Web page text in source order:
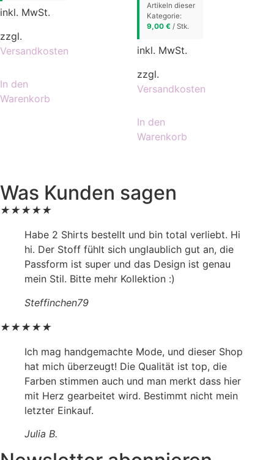
inkl. MwSt.
zzgl.
Versandkosten
In den
Warenkorb
Artikeln dieser
Kategorie:
9,00 € / Stk.
inkl. MwSt.
zzgl.
Versandkosten
In den
Warenkorb
Was Kunden sagen
★★★★★
Habe 2 Shirts bestellt und bin total verliebt. Hi
hi. Der Stoff fühlt sich unglaublich gut an, die
Passform ist super und das Design ist genau
mein Stil. Bitte mehr Kollektion :)
Steffinchen79
★★★★★
Ich mag handgemachte Mode, und dieser Shop
hat mich überzeugt! Die Qualität ist top, die
Farben stimmen auch und man merkt dass hier
mit Herz gearbeitet wird. Bestimmt nicht mein
letzter Einkauf.
Julia B.